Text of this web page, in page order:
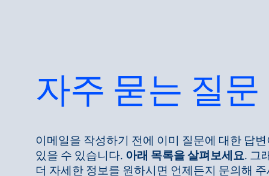
제품
마켓
플로우 아카데
미
자주 묻는 질문
이메일을 작성하기 전에 이미 질문에 대한 답
있을 수 있습니다. 아래 목록을 살펴보세요. 그
더 자세한 정보를 원하시면 언제든지 문의해